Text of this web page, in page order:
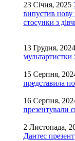
23 Січня, 2025
випустив нову
стосунки з
13 Грудня, 2024
15 Серпня,
представила
16 Серпня,
презентували
2 Листопада,
Дантес